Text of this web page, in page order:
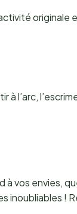
originale
l’arc,
vos envies,
inoubliables !